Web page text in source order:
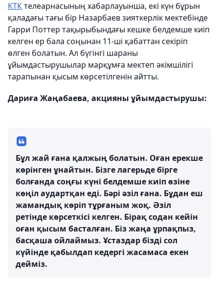
КТКтелеарнасының хабарлауынша, екі күн бұрын
қаладағы тағы бір Назарбаев зияткерлік мектебінде
Гарри Поттер тақырыбындағы кешке белдемше киіп
келген ер бала соңынан 11-ші қабаттан секіріп
өлген болатын. Ал бүгінгі шараны
ұйымдастырушылар марқұмға мектеп әкімшілігі
тарапынан қысым көрсетілгенін айтты.
Дариға Жаңабаева, акцияны ұйымдастырушы:
Бұл жай ғана қалжың болатын. Оған ерекше
көрінген ұнайтын. Бізге лагерьде бірге
болғанда соңғы күні белдемше киіп өзіне
көңіл аудартқан еді. Бәрі әзіл ғана. Бұдан еш
жамандық көріп тұрғаным жоқ. Әзіл
ретінде көрсеткісі келген. Бірақ содан кейін
оған қысым басталған. Біз жаңа ұрпақпыз,
басқаша ойлаймыз. Ұстаздар бізді сол
күйінде қабылдап кедергі жасамаса екен
дейміз.